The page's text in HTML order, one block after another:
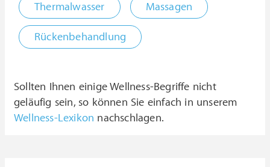
Thermalwasser Massagen
Rückenbehandlung
Sollten Ihnen einige Wellness-Begriffe nicht
geläufig sein, so können Sie einfach in unserem
Wellness-Lexikon nachschlagen.